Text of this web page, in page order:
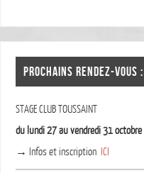
PROCHAINS RENDEZ-VOUS :
STAGE CLUB TOUSSAINT
du lundi 27 au vendredi 31 octobre
→ Infos et inscription ICI